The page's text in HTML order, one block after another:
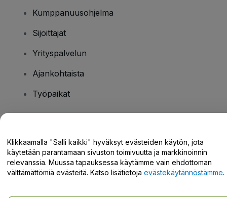
Kumppanuusohjelma
Sijoittajat
Yrityspalvelun
Ajankohtaista
Työpaikat
Tukikeskus / Ota meihin yhteyttä
Klikkaamalla "Salli kaikki" hyväksyt evästeiden käytön, jota
käytetään parantamaan sivuston toimivuutta ja markkinoinnin
relevanssia. Muussa tapauksessa käytämme vain ehdottoman
välttämättömiä evästeitä. Katso lisätietoja evästekäytännöstämme.